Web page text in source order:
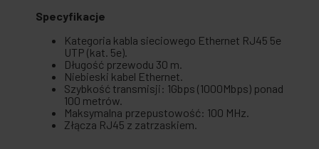
Specyfikacje
Kategoria kabla sieciowego Ethernet RJ45 5e
UTP (kat. 5e).
Długość przewodu 30 m.
Niebieski kabel Ethernet.
Szybkość transmisji: 1Gbps (1000Mbps) ponad
100 metrów.
Maksymalna przepustowość: 100 MHz.
Złącza RJ45 z zatrzaskiem.